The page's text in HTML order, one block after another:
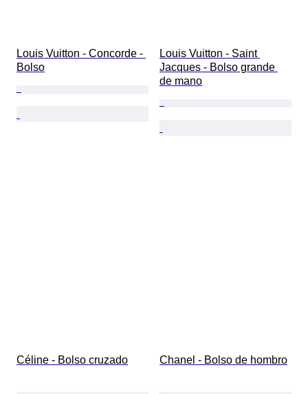
Louis Vuitton - Concorde -
Bolso
Louis Vuitton - Saint
Jacques - Bolso grande
de mano
Céline - Bolso cruzado Chanel - Bolso de hombro